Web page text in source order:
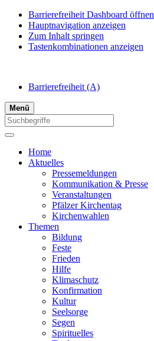
Barrierefreiheit Dashboard öffnen
Hauptnavigation anzeigen
Zum Inhalt springen
Tastenkombinationen anzeigen
Barrierefreiheit (A)
Menü
Home
Aktuelles
Pressemeldungen
Kommunikation & Presse
Veranstaltungen
Pfälzer Kirchentag
Kirchenwahlen
Themen
Bildung
Feste
Frieden
Hilfe
Klimaschutz
Konfirmation
Kultur
Seelsorge
Segen
Spirituelles